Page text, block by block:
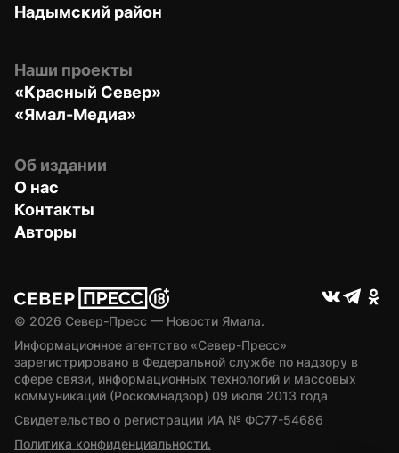
Надымский район
Наши проекты
«Красный Север»
«Ямал-Медиа»
Об издании
О нас
Контакты
Авторы
© 2026 Север-Пресс — Новости Ямала.
Информационное агентство «Север-Пресс»
зарегистрировано в Федеральной службе по надзору в
сфере связи, информационных технологий и массовых
коммуникаций (Роскомнадзор) 09 июля 2013 года
Свидетельство о регистрации ИА № ФС77-54686
Политика конфиденциальности.